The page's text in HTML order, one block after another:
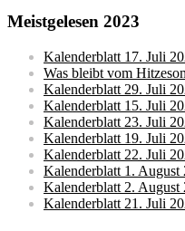
Meistgelesen 2023
Kalenderblatt 17. Juli
Was bleibt vom
Kalenderblatt 29. Juli
Kalenderblatt 15. Juli
Kalenderblatt 23. Juli
Kalenderblatt 19. Juli
Kalenderblatt 22. Juli
Kalenderblatt 1. August
Kalenderblatt 2. August
Kalenderblatt 21. Juli